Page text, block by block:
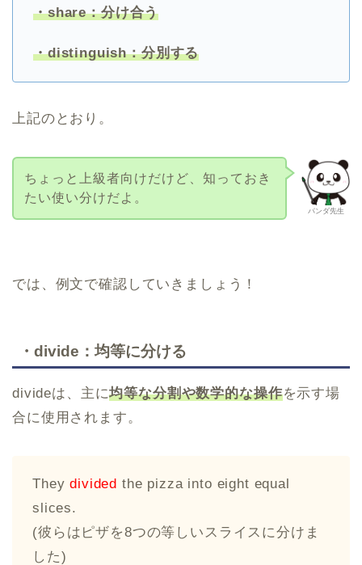
・share：分け合う
・distinguish：分別する
上記のとおり。
パンダ先生
ちょっと上級者向けだけど、知っておき
たい使い分けだよ。
では、例文で確認していきましょう！
・divide：均等に分ける
divideは、主に均等な分割や数学的な操作を示す場
合に使用されます。
Theydivided the pizza into eight equal
slices.
(彼らはピザを8つの等しいスライスに分けま
した)